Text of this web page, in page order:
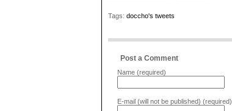
Tags: doccho's tweets
Post a Comment
Name (required)
E-mail (will not be published) (required)